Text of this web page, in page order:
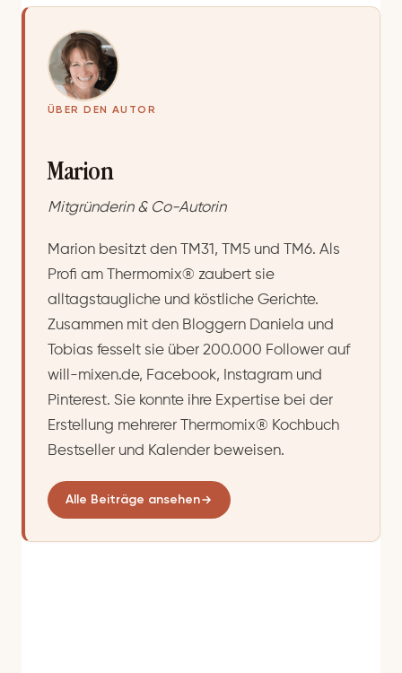
ÜBER DEN AUTOR
Marion
Mitgründerin & Co-Autorin
Marion besitzt den TM31, TM5 und TM6. Als
Profi am Thermomix® zaubert sie
alltagstaugliche und köstliche Gerichte.
Zusammen mit den Bloggern Daniela und
Tobias fesselt sie über 200.000 Follower auf
will-mixen.de, Facebook, Instagram und
Pinterest. Sie konnte ihre Expertise bei der
Erstellung mehrerer Thermomix® Kochbuch
Bestseller und Kalender beweisen.
Alle Beiträge ansehen